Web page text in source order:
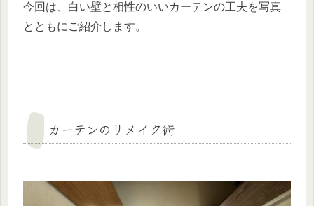
今回は、白い壁と相性のいいカーテンの工夫を写真
とともにご紹介します。
カーテンのリメイク術